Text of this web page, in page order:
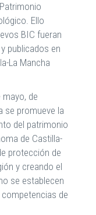
Ello
BIC fueran
publicados en
La Mancha
de
se promueve la
del patrimonio
de Castilla-
protección de
y creando el
se establecen
de